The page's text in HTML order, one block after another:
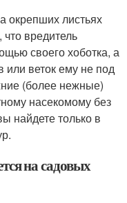
окрепших листьях
вредитель
своего хоботка, а
или веток ему не под
(более нежные)
насекомому без
найдете только в
на садовых